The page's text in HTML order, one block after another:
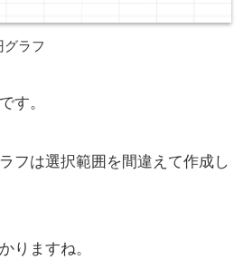
ラフ
す。
フは選択範囲を間違えて作成し
りますね。